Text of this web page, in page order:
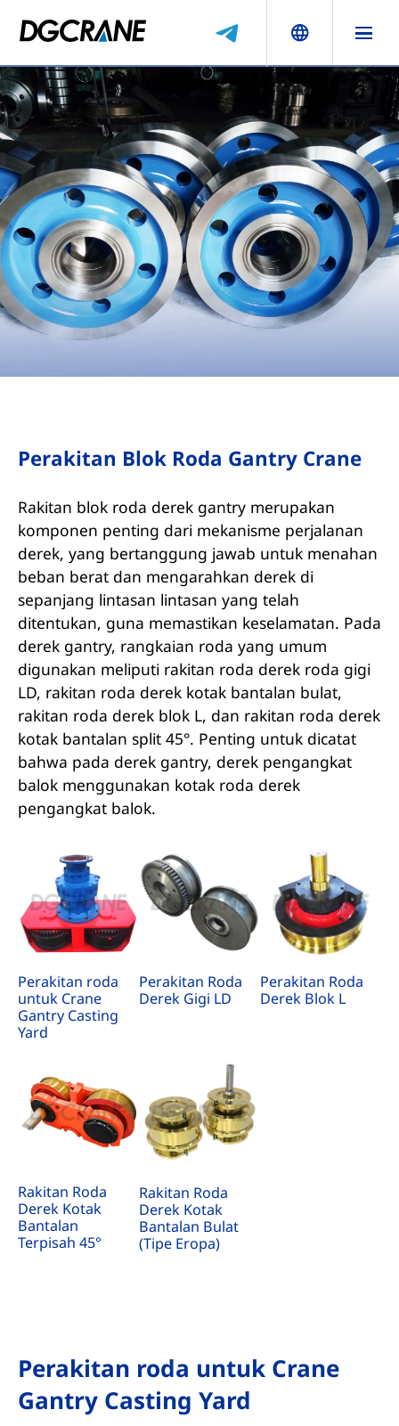
Perakitan Blok Roda Gantry Crane
Rakitan blok roda derek gantry merupakan
komponen penting dari mekanisme perjalanan
derek, yang bertanggung jawab untuk menahan
beban berat dan mengarahkan derek di
sepanjang lintasan lintasan yang telah
ditentukan, guna memastikan keselamatan. Pada
derek gantry, rangkaian roda yang umum
digunakan meliputi rakitan roda derek roda gigi
LD, rakitan roda derek kotak bantalan bulat,
rakitan roda derek blok L, dan rakitan roda derek
kotak bantalan split 45°. Penting untuk dicatat
bahwa pada derek gantry, derek pengangkat
balok menggunakan kotak roda derek
pengangkat balok.
Perakitan roda
untuk Crane
Gantry Casting
Yard
Perakitan Roda
Derek Gigi LD
Perakitan Roda
Derek Blok L
Rakitan Roda
Derek Kotak
Bantalan
Terpisah 45°
Rakitan Roda
Derek Kotak
Bantalan Bulat
(Tipe Eropa)
Perakitan roda untuk Crane
Gantry Casting Yard